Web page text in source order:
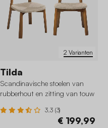
2 Varianten
Tilda
Scandinavische stoelen van
rubberhout en zitting van touw
3.3 (3)
€ 199,99